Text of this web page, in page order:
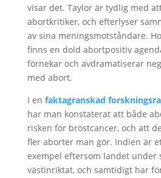
visar det. Taylor är tydlig med
abortkritiker, och efterlyser
av sina meningsmotståndare.
finns en dold abortpositiv
förnekar och avdramatiserar
med abort.
I en faktagranskad
har man konstaterat att både
risken för bröstcancer, och att
fler aborter man gör. Indien är
exempel eftersom landet
västinriktat, och samtidigt har